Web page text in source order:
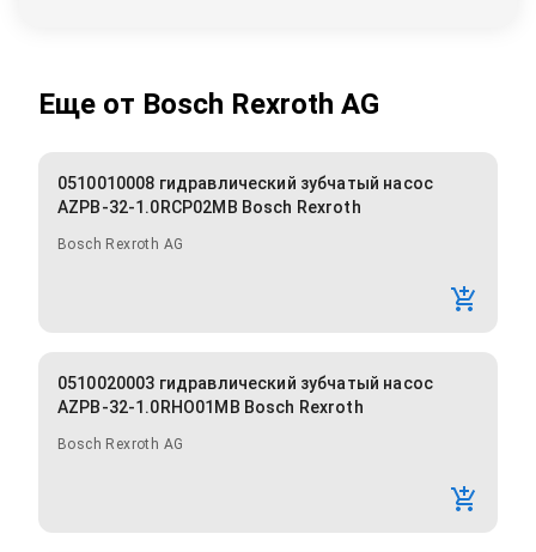
Еще от Bosch Rexroth AG
0510010008 гидравлический зубчатый насос
AZPB-32-1.0RCP02MB Bosch Rexroth
Bosch Rexroth AG
0510020003 гидравлический зубчатый насос
AZPB-32-1.0RHO01MB Bosch Rexroth
Bosch Rexroth AG